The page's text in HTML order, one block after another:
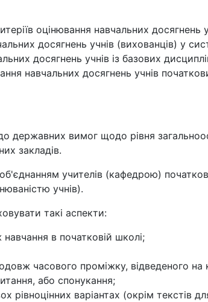
оцінювання навчальних
досягнень учнів (вихованців) у
досягнень учнів із базових
навчальних досягнень учнів
державних вимог щодо рівня
закладів.
учителів (кафедрою)
учнів).
такі аспекти:
в початковій школі;
часового проміжку, відведеного на
або спонукання;
рівноцінних варіантах (окрім текстів